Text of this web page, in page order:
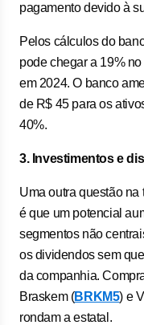
pagamento devido à
Pelos cálculos do
pode chegar a 19%
em 2024. O banco
de R$ 45 para os
40%.
3. Investimentos e
Uma outra questão
é que um potencial
segmentos não
os dividendos sem
da companhia.
Braskem (BRKM5) e
rondam a estatal.